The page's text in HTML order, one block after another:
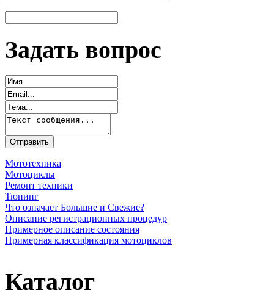
Задать вопрос
Мототехника
Мотоциклы
Ремонт техники
Тюнинг
Что означает Большие и Свежие?
Описание регистрационных процедур
Примерное описание состояния
Примерная классификация мотоциклов
Каталог